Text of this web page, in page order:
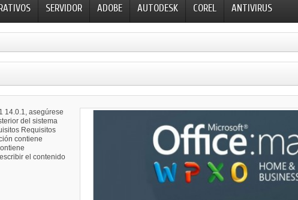
SERVIDOR ADOBE AUTODESK COREL ANTIVIRUS
14.0.1, asegúrese
del sistema
Requisitos
contiene
el contenido